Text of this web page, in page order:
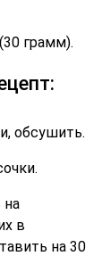
грамм).
обсушить.
на
в
на 30